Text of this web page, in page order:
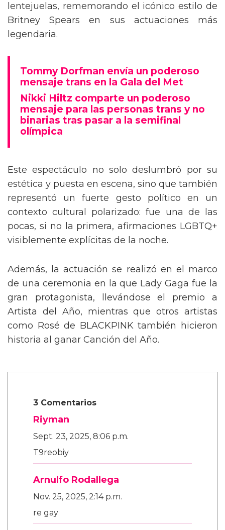
lentejuelas, rememorando el icónico estilo de
Britney Spears en sus actuaciones más
legendaria.
Tommy Dorfman envía un poderoso
mensaje trans en la Gala del Met
Nikki Hiltz comparte un poderoso
mensaje para las personas trans y no
binarias tras pasar a la semifinal
olímpica
Este espectáculo no solo deslumbró por su
estética y puesta en escena, sino que también
representó un fuerte gesto político en un
contexto cultural polarizado: fue una de las
pocas, si no la primera, afirmaciones LGBTQ+
visiblemente explícitas de la noche.
Además, la actuación se realizó en el marco
de una ceremonia en la que Lady Gaga fue la
gran protagonista, llevándose el premio a
Artista del Año, mientras que otros artistas
como Rosé de BLACKPINK también hicieron
historia al ganar Canción del Año.
3 Comentarios
Riyman
Sept. 23, 2025, 8:06 p.m.
T9reobiy
Arnulfo Rodallega
Nov. 25, 2025, 2:14 p.m.
re gay